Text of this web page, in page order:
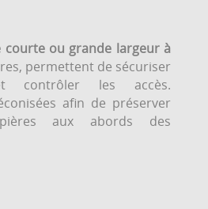
courte ou grande largeur à
permettent de sécuriser
contrôler les accès.
afin de préserver
aux abords des